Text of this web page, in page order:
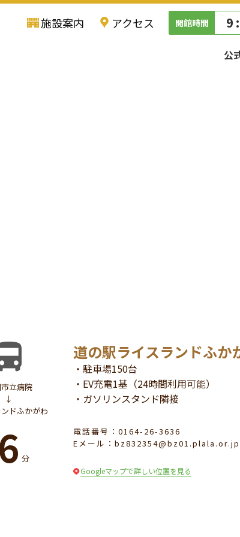
施設案内 アクセス 開館時間
公
立病院
↓
ドふかがわ
6 分
道の駅ライスランドふか
・駐車場150台
・EV充電1基（24時間利用可能）
・ガソリンスタンド隣接
電話番号：0164-26-3636
Eメール：bz832354@bz01.plala.or.jp
Googleマップで詳しい位置を見る